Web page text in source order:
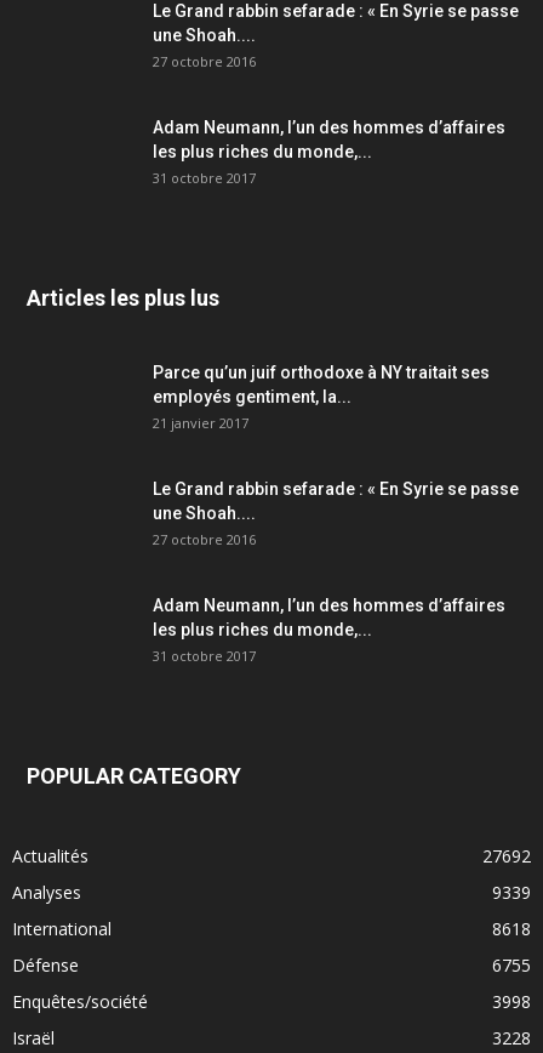
Le Grand rabbin sefarade : « En Syrie se passe
une Shoah....
27 octobre 2016
Adam Neumann, l’un des hommes d’affaires
les plus riches du monde,...
31 octobre 2017
Articles les plus lus
Parce qu’un juif orthodoxe à NY traitait ses
employés gentiment, la...
21 janvier 2017
Le Grand rabbin sefarade : « En Syrie se passe
une Shoah....
27 octobre 2016
Adam Neumann, l’un des hommes d’affaires
les plus riches du monde,...
31 octobre 2017
POPULAR CATEGORY
Actualités
27692
Analyses
9339
International
8618
Défense
6755
Enquêtes/société
3998
Israël
3228